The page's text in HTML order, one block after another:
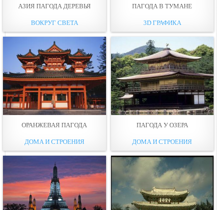
АЗИЯ ПАГОДА ДЕРЕВЬЯ
ВОКРУГ СВЕТА
ПАГОДА В ТУМАНЕ
3D ГРАФИКА
ОРАНЖЕВАЯ ПАГОДА
ДОМА И СТРОЕНИЯ
ПАГОДА У ОЗЕРА
ДОМА И СТРОЕНИЯ